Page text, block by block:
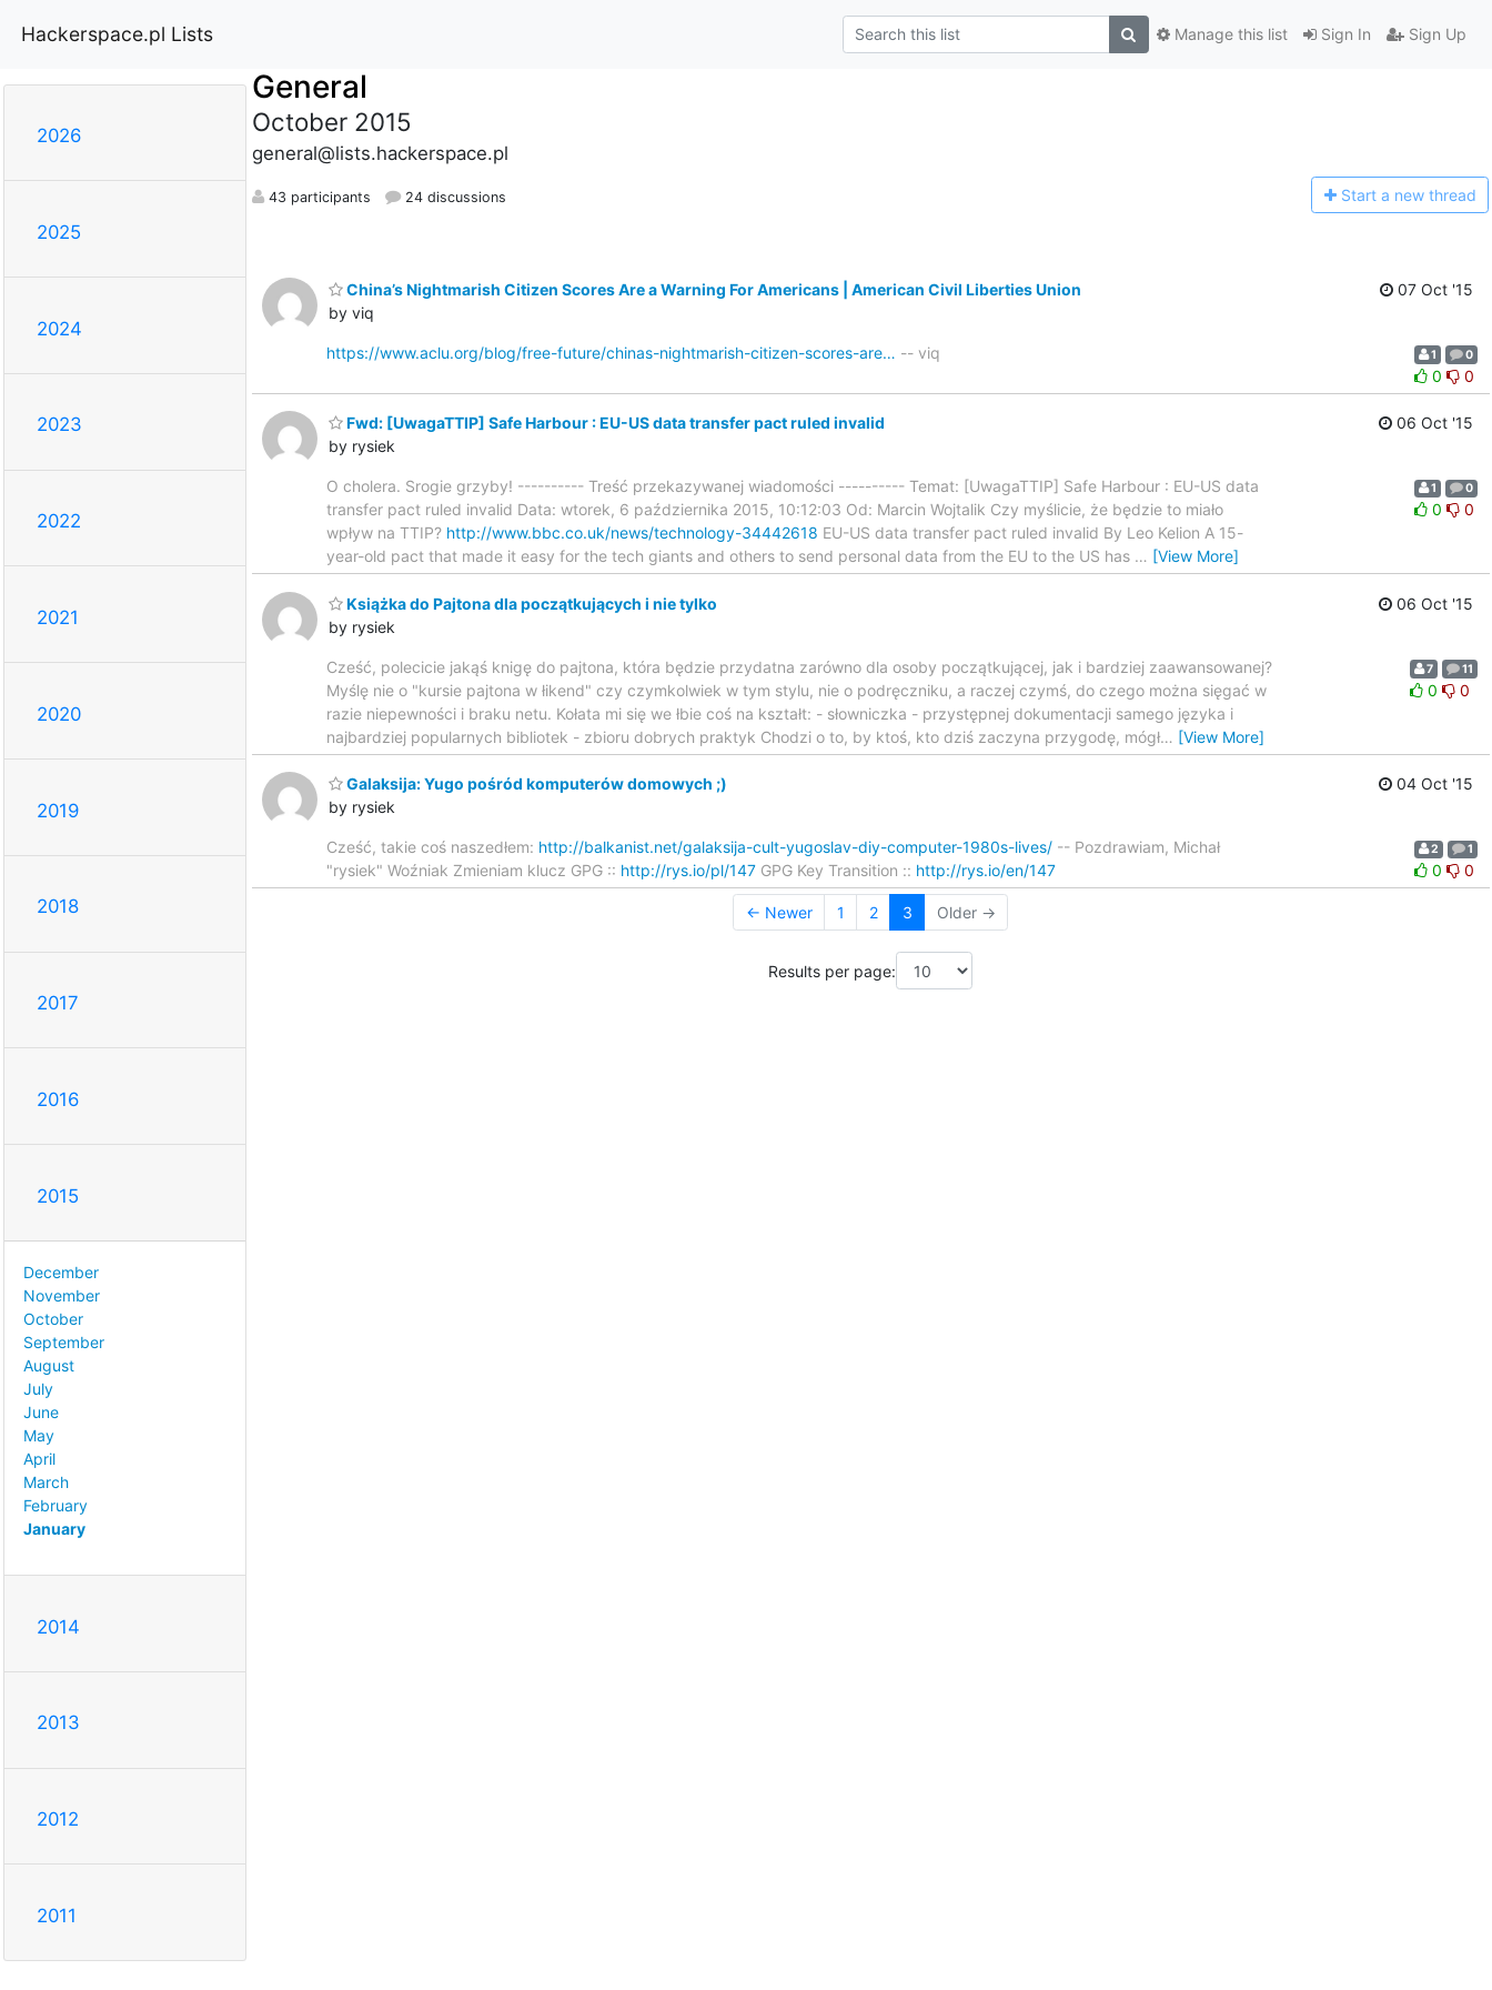
Hackerspace.pl Lists Sign In Sign Up
Manage this list
2026
2025
2024
2023
2022
2021
2020
2019
2018
2017
2016
2015
December
November
October
September
August
July
June
May
April
March
February
January
2014
2013
2012
2011
General
October 2015
general@lists.hackerspace.pl
43 participants 24 discussions Start a new thread
China’s Nightmarish Citizen Scores Are a Warning For Americans | American Civil Liberties Union
by viq
07 Oct '15
https://www.aclu.org/blog/free-future/chinas-nightmarish-citizen-scores-are… -- viq 1 0
0 0
Fwd: [UwagaTTIP] Safe Harbour : EU-US data transfer pact ruled invalid
by rysiek
06 Oct '15
O cholera. Srogie grzyby! ---------- Treść przekazywanej wiadomości ---------- Temat: [UwagaTTIP] Safe Harbour : EU-US data
transfer pact ruled invalid Data: wtorek, 6 października 2015, 10:12:03 Od: Marcin Wojtalik Czy myślicie, że będzie to miało
wpływ na TTIP? http://www.bbc.co.uk/news/technology-34442618 EU-US data transfer pact ruled invalid By Leo Kelion A 15-
year-old pact that made it easy for the tech giants and others to send personal data from the EU to the US has … [View More]
1 0
0 0
Książka do Pajtona dla początkujących i nie tylko
by rysiek
06 Oct '15
Cześć, polecicie jakąś knigę do pajtona, która będzie przydatna zarówno dla osoby początkującej, jak i bardziej zaawansowanej?
Myślę nie o "kursie pajtona w łikend" czy czymkolwiek w tym stylu, nie o podręczniku, a raczej czymś, do czego można sięgać w
razie niepewności i braku netu. Kołata mi się we łbie coś na kształt: - słowniczka - przystępnej dokumentacji samego języka i
najbardziej popularnych bibliotek - zbioru dobrych praktyk Chodzi o to, by ktoś, kto dziś zaczyna przygodę, mógł… [View More]
7 11
0 0
Galaksija: Yugo pośród komputerów domowych ;)
by rysiek
04 Oct '15
Cześć, takie coś naszedłem: http://balkanist.net/galaksija-cult-yugoslav-diy-computer-1980s-lives/ -- Pozdrawiam, Michał
"rysiek" Woźniak Zmieniam klucz GPG :: http://rys.io/pl/147 GPG Key Transition :: http://rys.io/en/147
2 1
0 0
← Newer 1 2 3 Older →
Results per page: